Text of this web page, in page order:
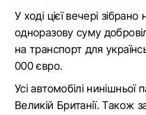
У ході цієї вечері зібрано
одноразову суму
на транспорт для
000 євро.
Усі автомобілі нинішньої
Великій Британії. Також